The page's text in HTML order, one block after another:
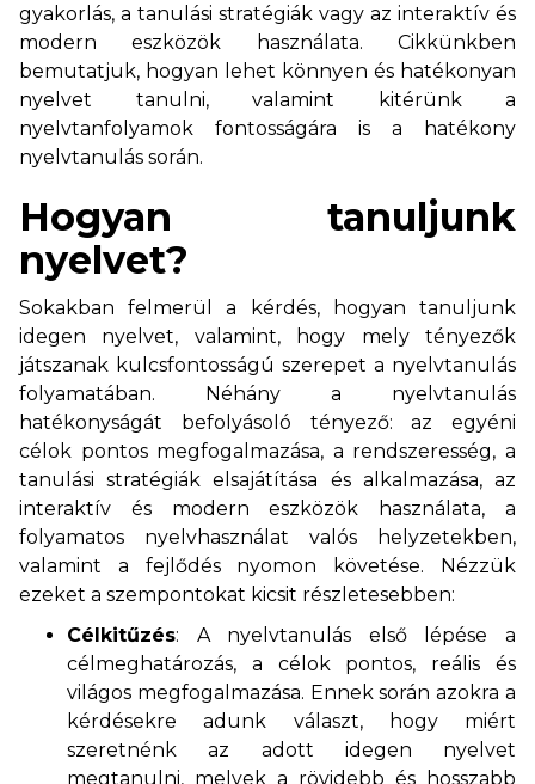
gyakorlás, a tanulási stratégiák vagy az interaktív és
modern eszközök használata. Cikkünkben
bemutatjuk, hogyan lehet könnyen és hatékonyan
nyelvet tanulni, valamint kitérünk a
nyelvtanfolyamok fontosságára is a hatékony
nyelvtanulás során.
Hogyan tanuljunk
nyelvet?
Sokakban felmerül a kérdés, hogyan tanuljunk
idegen nyelvet, valamint, hogy mely tényezők
játszanak kulcsfontosságú szerepet a nyelvtanulás
folyamatában. Néhány a nyelvtanulás
hatékonyságát befolyásoló tényező: az egyéni
célok pontos megfogalmazása, a rendszeresség, a
tanulási stratégiák elsajátítása és alkalmazása, az
interaktív és modern eszközök használata, a
folyamatos nyelvhasználat valós helyzetekben,
valamint a fejlődés nyomon követése. Nézzük
ezeket a szempontokat kicsit részletesebben:
Célkitűzés: A nyelvtanulás első lépése a
célmeghatározás, a célok pontos, reális és
világos megfogalmazása. Ennek során azokra a
kérdésekre adunk választ, hogy miért
szeretnénk az adott idegen nyelvet
megtanulni, melyek a rövidebb és hosszabb